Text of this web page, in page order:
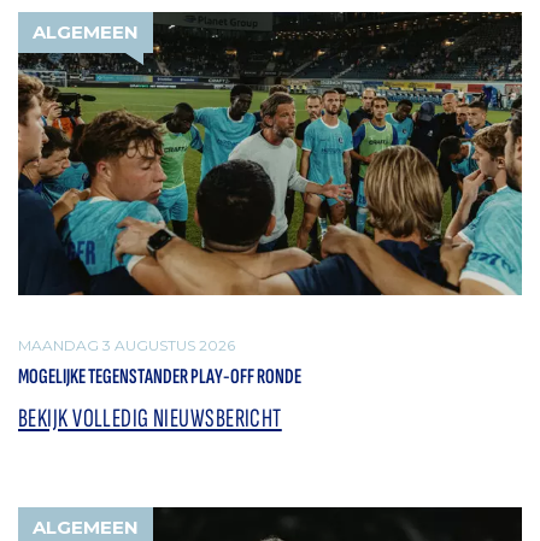
ALGEMEEN
MAANDAG 3 AUGUSTUS 2026
MOGELIJKE TEGENSTANDER PLAY-OFF RONDE
BEKIJK VOLLEDIG NIEUWSBERICHT
ALGEMEEN